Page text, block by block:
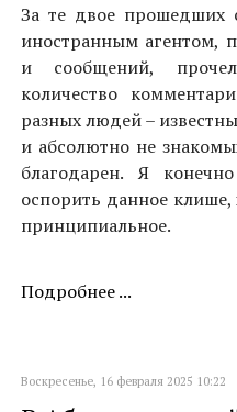
За те двое прошедших
иностранным агентом,
и сообщений,
количество
разных людей –
и абсолютно не
благодарен. Я
оспорить данное
принципиальное.
Подробнее ...
Воскресенье, 16 февраля 2025 10:22